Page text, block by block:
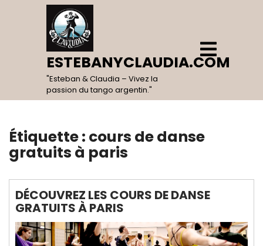
ESTEBANYCLAUDIA.COM
"Esteban & Claudia – Vivez la
passion du tango argentin."
Open
Menu
Étiquette : cours de danse
gratuits à paris
DÉCOUVREZ LES COURS DE DANSE
GRATUITS À PARIS